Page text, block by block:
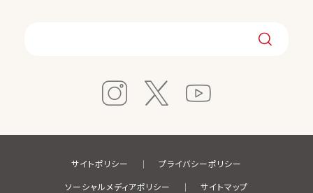
サイトポリシー
プライバシーポリシー
ソーシャルメディアポリシー
サイトマップ